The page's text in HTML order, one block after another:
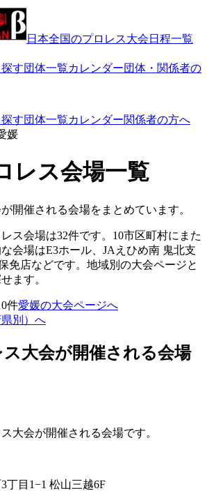
日本全国のプロレス大会日程一覧
す団体一覧カレンダー団体・関係者の
す団体一覧カレンダー関係者の方へ
媛
レス会場一覧
開催される会場をまとめています。
ス会場は32件です。10市区町村にまた
会場はE3ホール、JAえひめ南 鬼北支
免店などです。地域別の大会ページと
ます。
件愛媛の大会ページへ
別）へ
大会が開催される会場
大会が開催される会場です。
丁目1−1 松山三越6F